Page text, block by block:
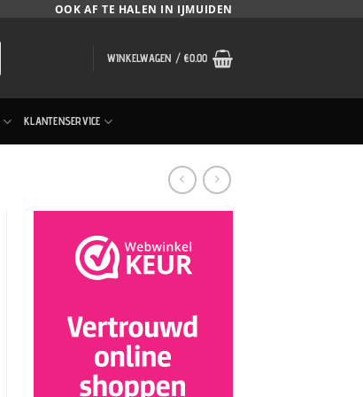
OOK AF TE HALEN IN IJMUIDEN
WINKELWAGEN /€0.00
KLANTENSERVICE